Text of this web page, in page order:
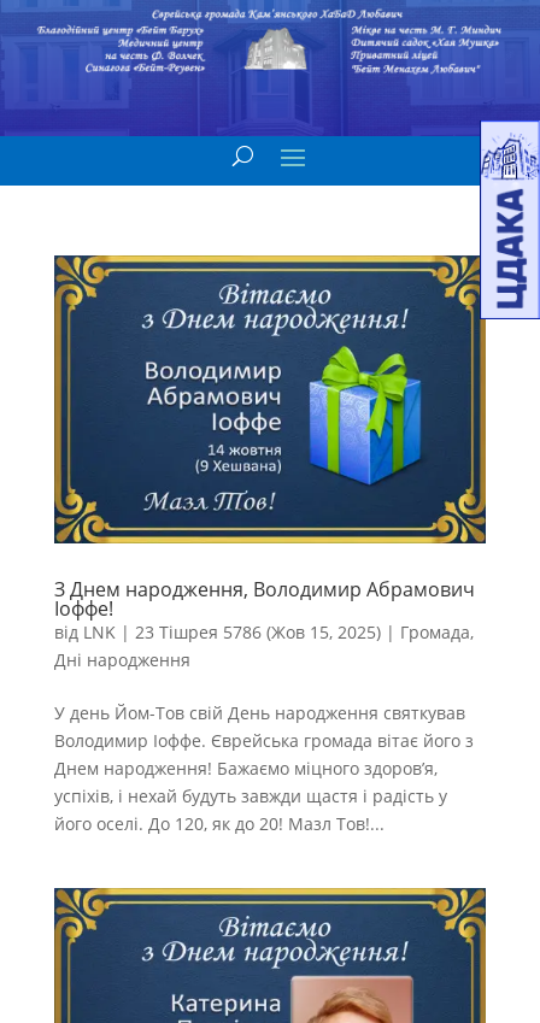
З Днем народження, Володимир Абрамович
Іоффе!
від LNK| 23 Тішрея 5786 (Жов 15, 2025)| Громада,
Дні народження
У день Йом-Тов свій День народження святкував
Володимир Іоффе. Єврейська громада вітає його з
Днем народження! Бажаємо міцного здоров’я,
успіхів, і нехай будуть завжди щастя і радість у
його оселі. До 120, як до 20! Мазл Тов!...